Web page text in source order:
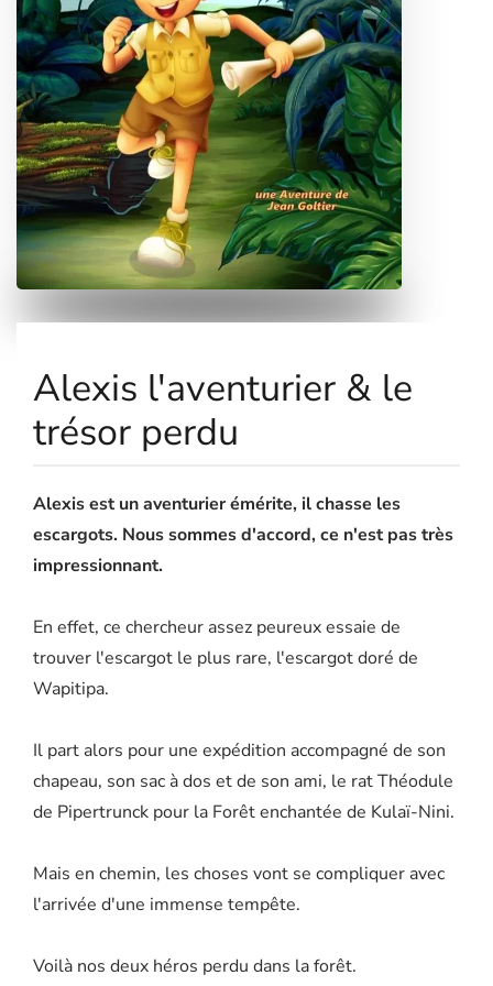
Alexis l'aventurier & le
trésor perdu
Alexis est un aventurier émérite, il chasse les
escargots. Nous sommes d'accord, ce n'est pas très
impressionnant.
En effet, ce chercheur assez peureux essaie de
trouver l'escargot le plus rare, l'escargot doré de
Wapitipa.
Il part alors pour une expédition accompagné de son
chapeau, son sac à dos et de son ami, le rat Théodule
de Pipertrunck pour la Forêt enchantée de Kulaï-Nini.
Mais en chemin, les choses vont se compliquer avec
l'arrivée d'une immense tempête.
Voilà nos deux héros perdu dans la forêt.